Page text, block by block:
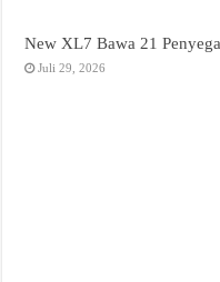
New XL7 Bawa 21
Juli 29, 2026